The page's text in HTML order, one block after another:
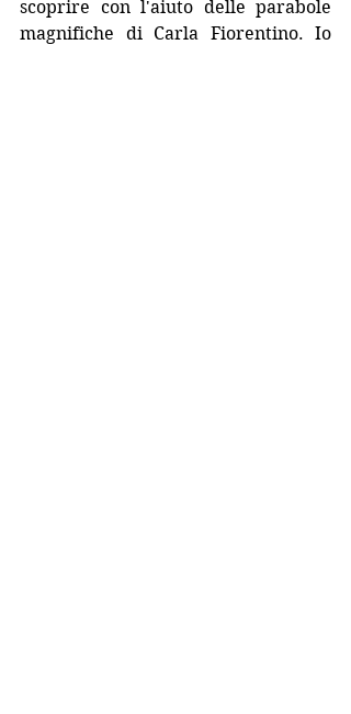
scoprire con l'aiuto delle parabole
magnifiche di Carla Fiorentino. Io